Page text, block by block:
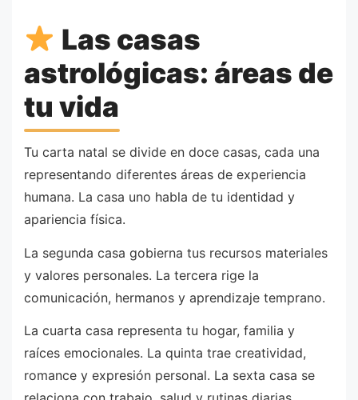
Las casas
astrológicas: áreas de
tu vida
Tu carta natal se divide en doce casas, cada una
representando diferentes áreas de experiencia
humana. La casa uno habla de tu identidad y
apariencia física.
La segunda casa gobierna tus recursos materiales
y valores personales. La tercera rige la
comunicación, hermanos y aprendizaje temprano.
La cuarta casa representa tu hogar, familia y
raíces emocionales. La quinta trae creatividad,
romance y expresión personal. La sexta casa se